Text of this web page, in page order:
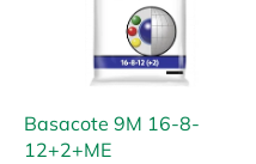
Basacote 9M 16-8-
12+2+ME